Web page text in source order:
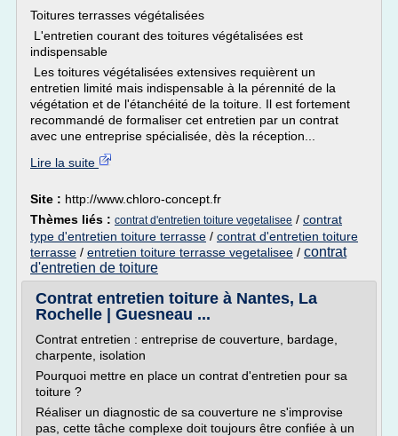
Toitures terrasses végétalisées
L'entretien courant des toitures végétalisées est
indispensable
Les toitures végétalisées extensives requièrent un
entretien limité mais indispensable à la pérennité de la
végétation et de l'étanchéité de la toiture. Il est fortement
recommandé de formaliser cet entretien par un contrat
avec une entreprise spécialisée, dès la réception...
Lire la suite
Site : http://www.chloro-concept.fr
Thèmes liés : contrat d'entretien toiture vegetalisee / contrat
type d'entretien toiture terrasse / contrat d'entretien toiture
terrasse / entretien toiture terrasse vegetalisee / contrat
d'entretien de toiture
Contrat entretien toiture à Nantes, La
Rochelle | Guesneau ...
Contrat entretien : entreprise de couverture, bardage,
charpente, isolation
Pourquoi mettre en place un contrat d'entretien pour sa
toiture ?
Réaliser un diagnostic de sa couverture ne s'improvise
pas, cette tâche complexe doit toujours être confiée à un